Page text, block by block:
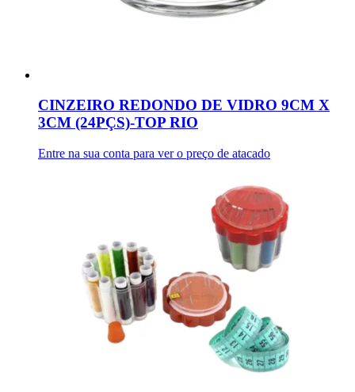
CINZEIRO REDONDO DE VIDRO 9CM X
3CM (24PÇS)-TOP RIO
Entre na sua conta para ver o preço de atacado